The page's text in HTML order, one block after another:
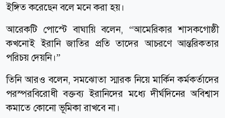
ইঙ্গিত করেছেন বলে মনে করা হয়।
আরেকটি পোস্টে বাঘায়ি বলেন, “আমেরিকার শাসকগোষ্ঠী
কখনোই ইরানি জাতির প্রতি তাদের আচরণে আন্তরিকতার
পরিচয় দেয়নি।”
তিনি আরও বলেন, সমঝোতা স্মারক নিয়ে মার্কিন কর্মকর্তাদের
পরস্পরবিরোধী বক্তব্য ইরানিদের মধ্যে দীর্ঘদিনের অবিশ্বাস
কমাতে কোনো ভূমিকা রাখবে না।